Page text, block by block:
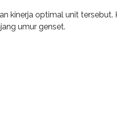
kinerja optimal unit
umur genset.